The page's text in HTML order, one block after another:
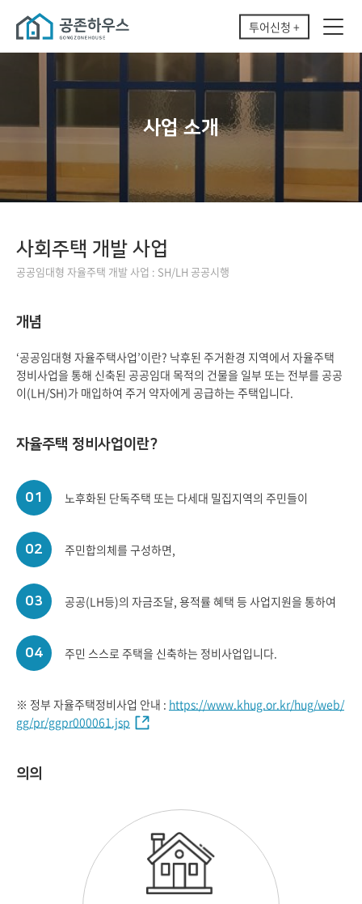
투어신청 +
사업 소개
사회주택 개발 사업
공공임대형 자율주택 개발 사업 : SH/LH 공공시행
개념
‘공공임대형 자율주택사업’이란? 낙후된 주거환경 지역에서 자율주택
정비사업을 통해 신축된 공공임대 목적의 건물을 일부 또는 전부를 공공
이(LH/SH)가 매입하여 주거 약자에게 공급하는 주택입니다.
자율주택 정비사업이란?
01 노후화된 단독주택 또는 다세대 밀집지역의 주민들이
02 주민합의체를 구성하면,
03 공공(LH등)의 자금조달, 용적률 혜택 등 사업지원을 통하여
04 주민 스스로 주택을 신축하는 정비사업입니다.
※ 정부 자율주택정비사업 안내 : https://www.khug.or.kr/hug/web/
gg/pr/ggpr000061.jsp
의의